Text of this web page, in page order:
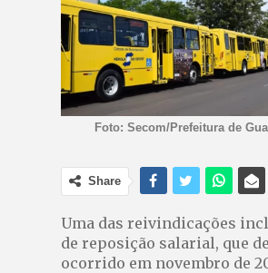
Foto: Secom/Prefeitura de
Share
Uma das reivindicações
de reposição salarial, que
ocorrido em novembro de